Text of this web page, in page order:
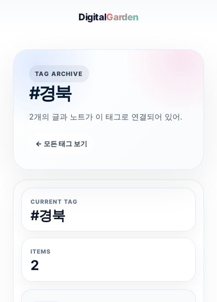
DigitalGarden
TAG ARCHIVE
#경북
2개의 글과 노트가 이 태그로 연결되어 있어.
← 모든 태그 보기
CURRENT TAG
#경북
ITEMS
2